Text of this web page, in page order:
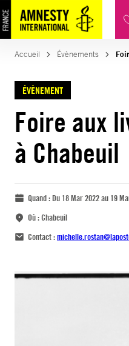
Accueil Évènements
ÉVÈNEMENT
Foire aux
à Chabeuil
Quand :Du 18 Mar 2022 au 19
Où :Chabeuil
Contact :